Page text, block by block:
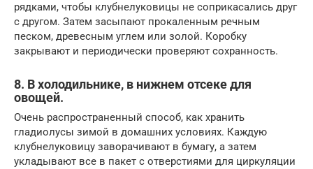
рядками, чтобы клубнелуковицы не соприкасались друг
с другом. Затем засыпают прокаленным речным
песком, древесным углем или золой. Коробку
закрывают и периодически проверяют сохранность.
8. В холодильнике, в нижнем отсеке для
овощей.
Очень распространенный способ, как хранить
гладиолусы зимой в домашних условиях. Каждую
клубнелуковицу заворачивают в бумагу, а затем
укладывают все в пакет с отверстиями для циркуляции